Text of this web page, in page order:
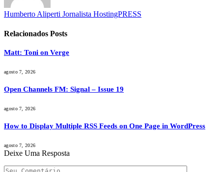
Humberto Aliperti Jornalista HostingPRESS
Relacionados Posts
Matt: Toni on Verge
agosto 7, 2026
Open Channels FM: Signal – Issue 19
agosto 7, 2026
How to Display Multiple RSS Feeds on One Page in WordPress
agosto 7, 2026
Deixe Uma Resposta